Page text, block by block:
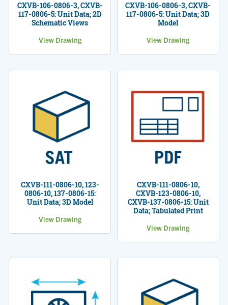
CXVB-106-0806-3, CXVB-
117-0806-5: Unit Data; 2D
Schematic Views
View Drawing
CXVB-106-0806-3, CXVB-
117-0806-5: Unit Data; 3D
Model
View Drawing
CXVB-111-0806-10, 123-
0806-10, 137-0806-15:
Unit Data; 3D Model
View Drawing
CXVB-111-0806-10,
CXVB-123-0806-10,
CXVB-137-0806-15: Unit
Data; Tabulated Print
View Drawing